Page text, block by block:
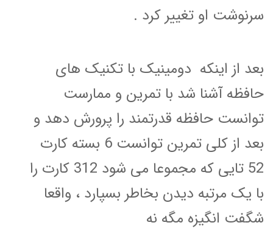
سرنوشت او تغییر کرد .
بعد از اینکه دومینیک با تکنیک های
حافظه آشنا شد با تمرین و ممارست
توانست حافظه قدرتمند را پرورش دهد و
بعد از کلی تمرین توانست 6 بسته کارت
52 تایی که مجموعا می شود 312 کارت را
با یک مرتبه دیدن بخاطر بسپارد ، واقعا
شگفت انگیزه مگه نه